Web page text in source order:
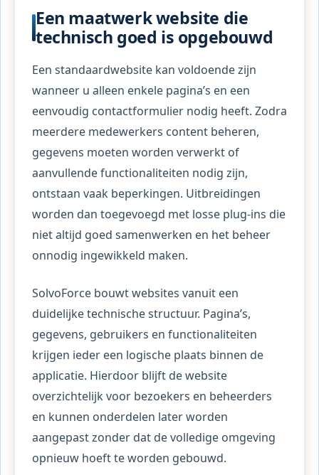
Een maatwerk website die
technisch goed is opgebouwd
Een standaardwebsite kan voldoende zijn
wanneer u alleen enkele pagina’s en een
eenvoudig contactformulier nodig heeft. Zodra
meerdere medewerkers content beheren,
gegevens moeten worden verwerkt of
aanvullende functionaliteiten nodig zijn,
ontstaan vaak beperkingen. Uitbreidingen
worden dan toegevoegd met losse plug-ins die
niet altijd goed samenwerken en het beheer
onnodig ingewikkeld maken.
SolvoForce bouwt websites vanuit een
duidelijke technische structuur. Pagina’s,
gegevens, gebruikers en functionaliteiten
krijgen ieder een logische plaats binnen de
applicatie. Hierdoor blijft de website
overzichtelijk voor bezoekers en beheerders
en kunnen onderdelen later worden
aangepast zonder dat de volledige omgeving
opnieuw hoeft te worden gebouwd.